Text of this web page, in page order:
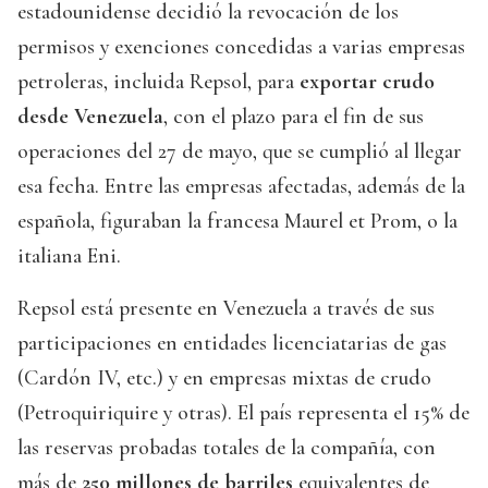
estadounidense decidió la revocación de los
permisos y exenciones concedidas a varias empresas
petroleras, incluida Repsol, para exportar crudo
desde Venezuela, con el plazo para el fin de sus
operaciones del 27 de mayo, que se cumplió al llegar
esa fecha. Entre las empresas afectadas, además de la
española, figuraban la francesa Maurel et Prom, o la
italiana Eni.
Repsol está presente en Venezuela a través de sus
participaciones en entidades licenciatarias de gas
(Cardón IV, etc.) y en empresas mixtas de crudo
(Petroquiriquire y otras). El país representa el 15% de
las reservas probadas totales de la compañía, con